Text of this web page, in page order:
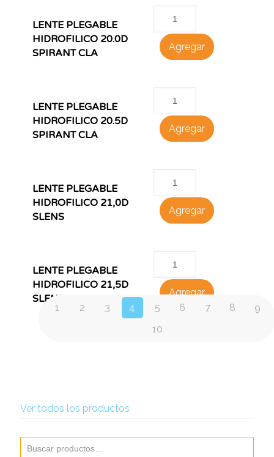
LENTE PLEGABLE
HIDROFILICO 20.0D
SPIRANT CLA
Agregar
LENTE PLEGABLE
HIDROFILICO 20.5D
SPIRANT CLA
Agregar
LENTE PLEGABLE
HIDROFILICO 21,0D
SLENS
Agregar
LENTE PLEGABLE
HIDROFILICO 21,5D
SLENS
Agregar
1
2 3 4 5 6 7 8
9
10
Ver todos los productos